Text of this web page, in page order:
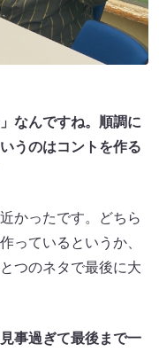
なんですね。順調に
うのはコントを作る
かったです。どちら
っているというか、
つのネタで最後に大
事過ぎて最後まで一